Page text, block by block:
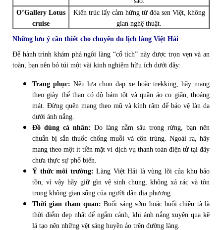
O’Gallery Lotus
cruise
Kiến trúc lấy cảm hứng từ đóa sen Việt, không
gian nghệ thuật.
Những lưu ý cần thiết cho chuyến du lịch làng Việt Hải
Để hành trình khám phá ngôi làng “cổ tích” này được trọn vẹn và an
toàn, bạn nên bỏ túi một vài kinh nghiệm hữu ích dưới đây:
Trang phục: Nếu lựa chọn đạp xe hoặc trekking, hãy mang
theo giày thể thao có độ bám tốt và quần áo co giãn, thoáng
mát. Đừng quên mang theo mũ và kính râm để bảo vệ làn da
dưới ánh nắng.
Đồ dùng cá nhân: Do làng nằm sâu trong rừng, bạn nên
chuẩn bị sẵn thuốc chống muỗi và côn trùng. Ngoài ra, hãy
mang theo một ít tiền mặt vì dịch vụ thanh toán điện tử tại đây
chưa thực sự phổ biến.
Ý thức môi trường: Làng Việt Hải là vùng lõi của khu bảo
tồn, vì vậy hãy giữ gìn vệ sinh chung, không xả rác và tôn
trọng không gian sống của người dân địa phương.
Thời gian tham quan: Buổi sáng sớm hoặc buổi chiều tà là
thời điểm đẹp nhất để ngắm cảnh, khi ánh nắng xuyên qua kẽ
lá tạo nên những vệt sáng huyền ảo trên đường làng.